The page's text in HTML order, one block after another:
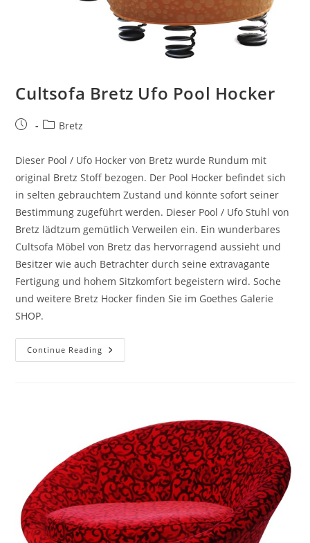
Cultsofa Bretz Ufo Pool Hocker
Bretz
Dieser Pool / Ufo Hocker von Bretz wurde Rundum mit
original Bretz Stoff bezogen. Der Pool Hocker befindet sich
in selten gebrauchtem Zustand und könnte sofort seiner
Bestimmung zugeführt werden. Dieser Pool / Ufo Stuhl von
Bretz lädtzum gemütlich Verweilen ein. Ein wunderbares
Cultsofa Möbel von Bretz das hervorragend aussieht und
Besitzer wie auch Betrachter durch seine extravagante
Fertigung und hohem Sitzkomfort begeistern wird. Soche
und weitere Bretz Hocker finden Sie im Goethes Galerie
SHOP.
Continue Reading